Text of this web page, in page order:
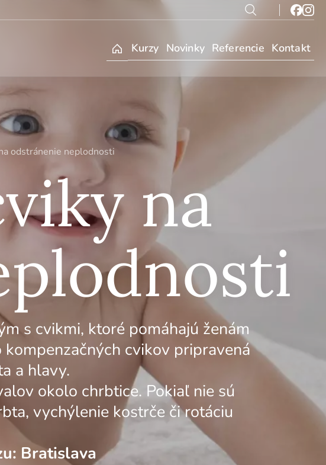
Kurzy Novinky Referencie Kontakt
odstránenie neplodnosti
na
s cvikmi, ktoré pomáhajú ženám
cvikov pripravená
a hlavy.
okolo chrbtice. Pokiaľ nie sú
vychýlenie kostrče či rotáciu
Bratislava